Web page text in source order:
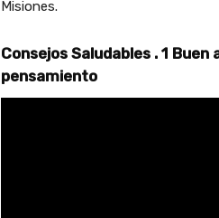
Misiones.
Consejos Saludables . 1
pensamiento